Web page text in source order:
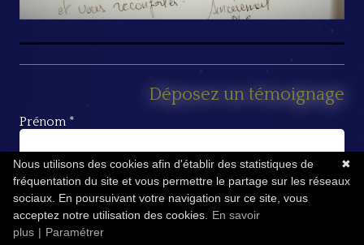
Déposez un témoignage
Prénom *
Titre de votre témoignage *
Ville *
✖
Nous utilisons des cookies afin d'établir des statistiques de
fréquentation du site et vous permettre le partage sur les réseaux
sociaux. En poursuivant votre navigation sur ce site, vous
acceptez notre utilisation des cookies.
En savoir
plus | Paramétrer